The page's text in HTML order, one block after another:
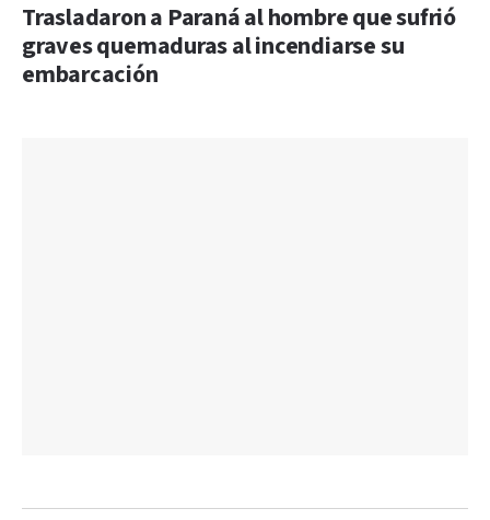
Trasladaron a Paraná al hombre que sufrió
graves quemaduras al incendiarse su
embarcación